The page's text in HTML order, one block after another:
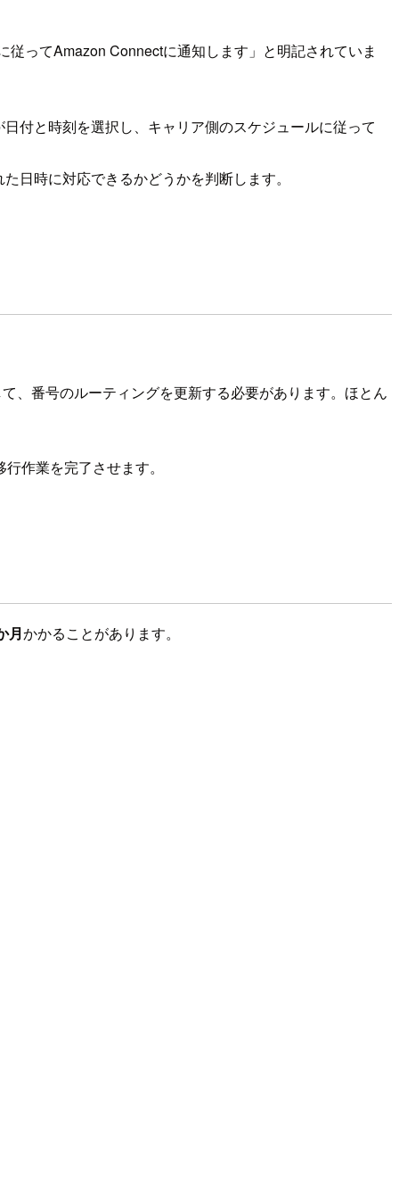
ってAmazon Connectに通知します」と明記されていま
付と時刻を選択し、キャリア側のスケジュールに従って
日時に対応できるかどうかを判断します。
、番号のルーティングを更新する必要があります。ほとん
作業を完了させます。
月かかることがあります。